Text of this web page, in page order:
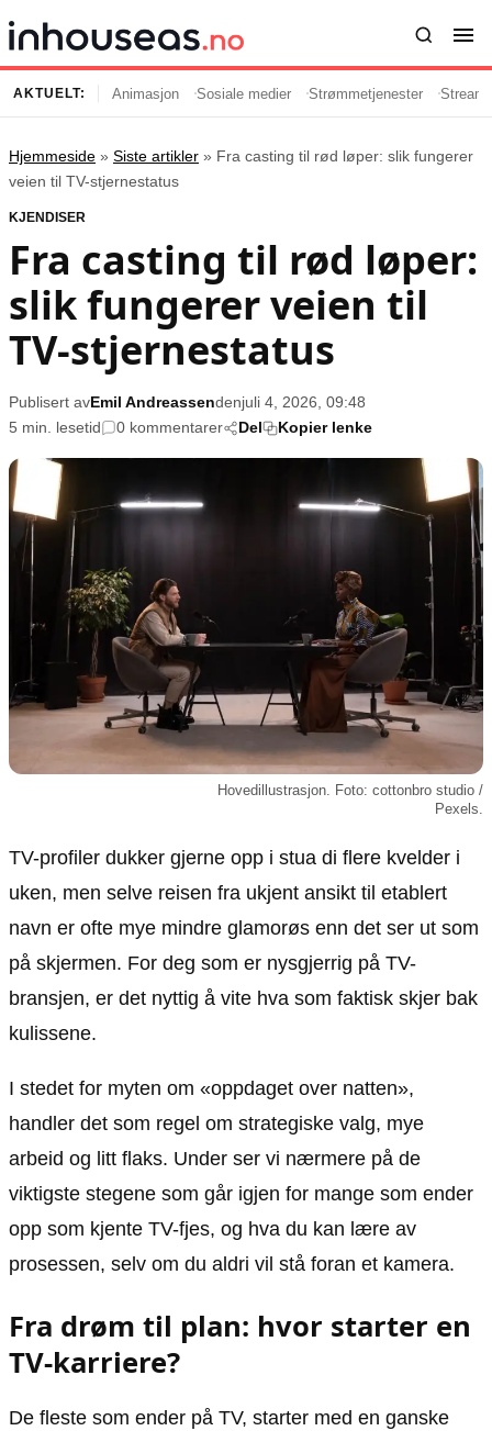
Innhold
Siste artikler
Film og serier
Musikk og artister
Popkultur
TV og streaming
Strømmetjenester
Streaming
TV-serier
Internettkultur
Populær
Animasjon
Sosiale medier
Musikk
Filmkveld
Seervaner
Soundtrack
Retningslinjer
Annonsepolicy
Cookiepolicy
Etiske retningslinjer
Personvernerklæring
Redaksjonell policy
Informasjon
Forfattere og redaksjon
Retningslinjer for rettelser
AKTUELT: Animasjon Sosiale medier Strømmetjenester
Hjemmeside » Siste artikler » Fra casting til rød løper: slik fungerer
veien til TV-stjernestatus
KJENDISER
Fra casting til rød løper:
slik fungerer veien til
TV-stjernestatus
Publisert avEmil Andreassendenjuli 4, 2026, 09:48
5 min. lesetid
0 kommentarer Del Kopier lenke
Hovedillustrasjon. Foto: cottonbro studio /
Pexels.
TV-profiler dukker gjerne opp i stua di flere kvelder i
uken, men selve reisen fra ukjent ansikt til etablert
navn er ofte mye mindre glamorøs enn det ser ut som
på skjermen. For deg som er nysgjerrig på TV-
bransjen, er det nyttig å vite hva som faktisk skjer bak
kulissene.
I stedet for myten om «oppdaget over natten»,
handler det som regel om strategiske valg, mye
arbeid og litt flaks. Under ser vi nærmere på de
viktigste stegene som går igjen for mange som ender
opp som kjente TV-fjes, og hva du kan lære av
prosessen, selv om du aldri vil stå foran et kamera.
Fra drøm til plan: hvor starter en
TV-karriere?
De fleste som ender på TV, starter med en ganske